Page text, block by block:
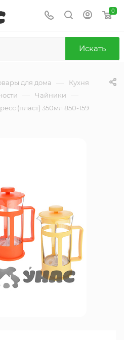
0
Искать
для дома — Кухня
— Чайники —
(пласт) 350мл 850-159